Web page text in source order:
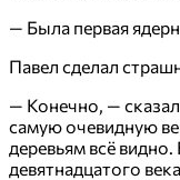
— Была первая
Павел сделал
— Конечно, —
самую очевидную
деревьям всё
девятнадцатого